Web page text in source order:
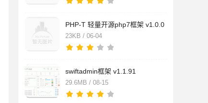
PHP-T 轻量开源php7框架 v1.0.0
23KB / 06-04
swiftadmin框架 v1.1.91
29.6MB / 08-15